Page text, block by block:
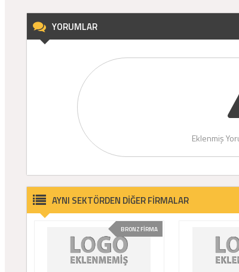
YORUMLAR
Eklenmiş
AYNI SEKTÖRDEN DİĞER FİRMALAR
BRONZ FİRMA